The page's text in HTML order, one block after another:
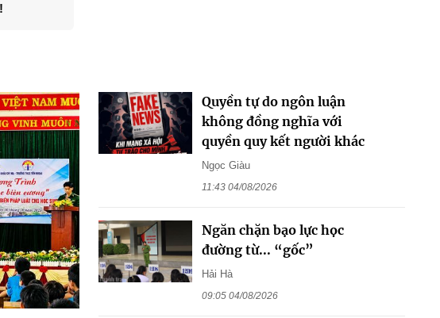
Quyền tự do ngôn luận
không đồng nghĩa với
quyền quy kết người khác
Ngọc Giàu
11:43 04/08/2026
Ngăn chặn bạo lực học
đường từ... “gốc”
Hải Hà
09:05 04/08/2026